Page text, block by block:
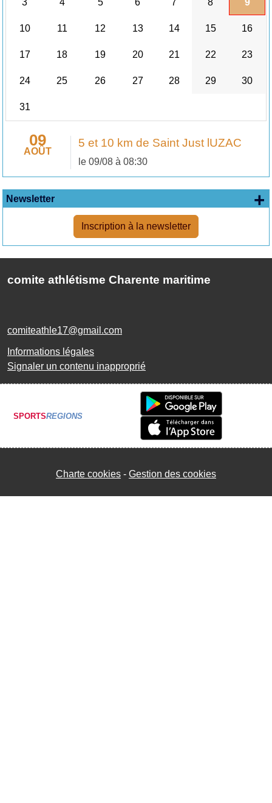
3 4 5 6 7 8 9
10 11 12 13 14 15 16
17 18 19 20 21 22 23
24 25 26 27 28 29 30
31
09
AOÛT
5 et 10 km de Saint Just lUZAC
le 09/08 à 08:30
Newsletter
Inscription à la newsletter
+
comite athlétisme Charente maritime
comiteathle17@gmail.com
Informations légales
Signaler un contenu inapproprié
SPORTSREGIONS
Charte cookies Gestion des cookies